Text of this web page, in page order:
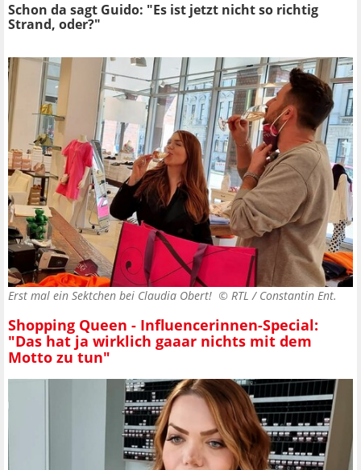
Schon da sagt Guido: "Es ist jetzt nicht so richtig
Strand, oder?"
Erst mal ein Sektchen bei Claudia Obert! © RTL / Constantin Ent.
Shopping Queen - Influencerinnen-Special:
"Das hat ja wirklich gaaar nichts mit dem
Motto zu tun"